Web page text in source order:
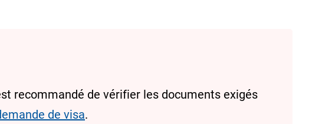
recommandé de vérifier les documents exigés
de visa.